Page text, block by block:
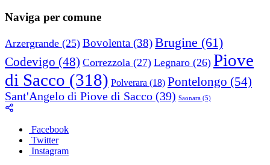
Naviga per comune
Arzergrande (25) Bovolenta (38)Brugine (61)
Codevigo (48) Correzzola (27) Legnaro (26) Piove
di Sacco (318) Polverara (18) Pontelongo (54)
Sant'Angelo di Piove di Sacco (39) Saonara (5)
Facebook
Twitter
Instagram